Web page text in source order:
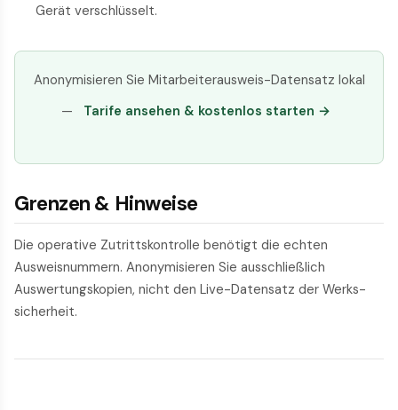
Gerät verschlüsselt.
Anonymisieren Sie Mitarbeiter­ausweis-Datensatz lokal
—
Tarife ansehen & kostenlos starten →
Grenzen & Hinweise
Die operative Zutritts­kontrolle benötigt die echten
Ausweis­nummern. Anonymisieren Sie ausschließlich
Auswertungs­kopien, nicht den Live-Datensatz der Werks­
sicherheit.